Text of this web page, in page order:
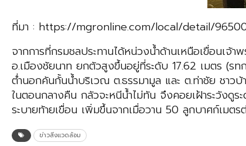
ที่มา : https://mgronline.com/local/detail/
จากการที่กรมชลประทานได้หน่วงน้ำด้านเหนือเขื่อนเจ้
อ.เมืองชัยนาท ยกตัวสูงขึ้นอยู่ที่ระดับ 17.62 เมตร (ร
ต่ำนอกคันกั้นน้ำบริเวณ ต.ธรรมามูล และ ต.ท่าชัย ชาว
ในตอนกลางคืน กลัวจะหนีน้ำไม่ทัน จึงคอยเฝ้าระวังดู
ระบายท้ายเขื่อน เพิ่มขึ้นจากเมื่อวาน 50 ลูกบาศก์เมต
ข่าวสิ่งแวดล้อม